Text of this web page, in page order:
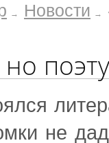
Новости
не